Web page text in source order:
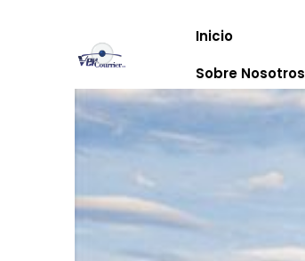
Inicio
Sobre Nosotros